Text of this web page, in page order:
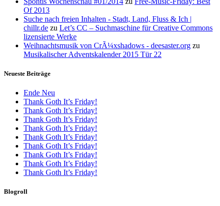
Of 2013
Suche nach freien Inhalten - Stadt, Land, Fluss & Ich |
chillr.de zu Let’s CC – Suchmaschine für Creative Commons
lizensierte Werke
Weihnachtsmusik von CrÃ¼xshadows - deesaster.org zu
Musikalischer Adventskalender 2015 Tür 22
Neueste Beiträge
Ende Neu
Thank Goth It’s Friday!
Thank Goth It’s Friday!
Thank Goth It’s Friday!
Thank Goth It’s Friday!
Thank Goth It’s Friday!
Thank Goth It’s Friday!
Thank Goth It’s Friday!
Thank Goth It’s Friday!
Thank Goth It’s Friday!
Blogroll